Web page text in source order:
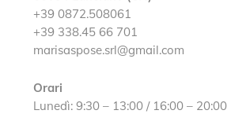
+39 0872.508061
+39 338.45 66 701
marisaspose.srl@gmail.com
Orari
Lunedì: 9:30 – 13:00 / 16:00 – 20:00